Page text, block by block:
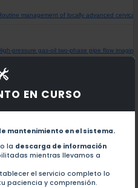
EN CURSO
mantenimiento en el sistema.
la descarga de información
mientras llevamos a
el servicio completo lo
paciencia y comprensión.
management of locally advanced
pressure gas-oil two-phase pipe flow
pressure gas-oil two-phase flow